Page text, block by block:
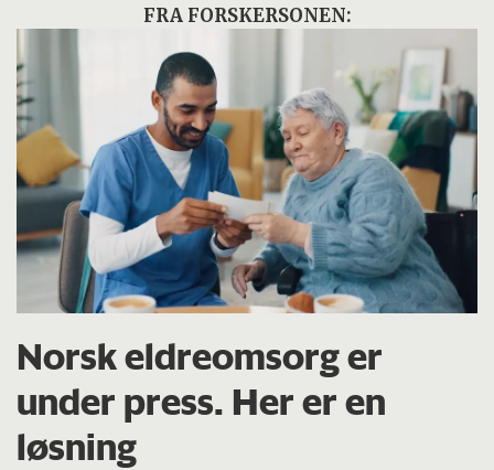
FRA FORSKERSONEN:
Norsk eldreomsorg er
under press. Her er en
løsning